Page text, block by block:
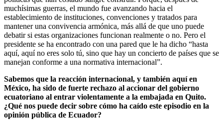
muchísimas guerras, el mundo fue avanzando hacia el
establecimiento de instituciones, convenciones y tratados para
mantener una convivencia armónica, más allá de que uno puede
debatir si estas organizaciones funcionan realmente o no. Pero el
presidente se ha encontrado con una pared que le ha dicho “hasta
aquí, aquí no eres solo tú, sino que hay un concierto de países que se
manejan conforme a una normativa internacional”.
Sabemos que la reacción internacional, y también aquí en
México, ha sido de fuerte rechazo al accionar del gobierno
ecuatoriano al entrar violentamente a la embajada en Quito.
¿Qué nos puede decir sobre cómo ha caído este episodio en la
opinión pública de Ecuador?